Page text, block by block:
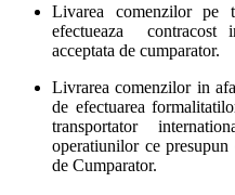
Livarea comenzilor pe
efectueaza contracost
acceptata de cumparator.
Livrarea comenzilor in
de efectuarea
transportator
operatiunilor ce
de Cumparator.